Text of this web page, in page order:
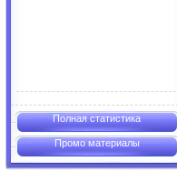
Полная статистика
Промо материалы